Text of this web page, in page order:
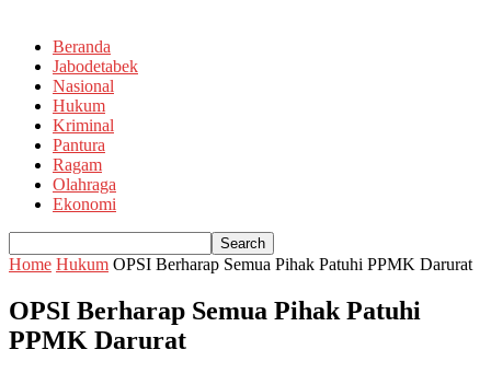
Beranda
Jabodetabek
Nasional
Hukum
Kriminal
Pantura
Ragam
Olahraga
Ekonomi
Home Hukum OPSI Berharap Semua Pihak Patuhi PPMK Darurat
OPSI Berharap Semua Pihak Patuhi
PPMK Darurat